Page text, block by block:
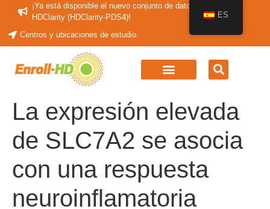
¡Ya está disponible el nuevo conjunto de datos periódicos
HDClarity (HDClarity-PDS4)!
Centros y ubicaciones de estudio.
La expresión elevada
de SLC7A2 se asocia
con una respuesta
neuroinflamatoria
ES